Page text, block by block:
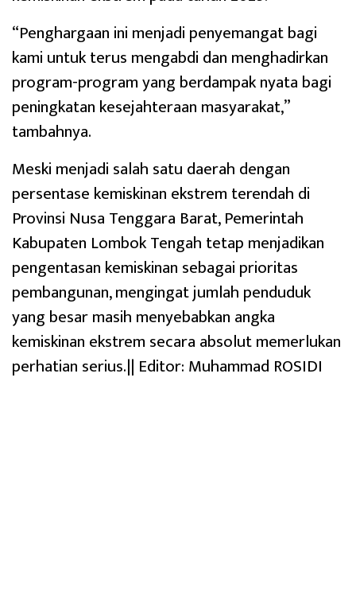
“Penghargaan ini menjadi penyemangat bagi
kami untuk terus mengabdi dan menghadirkan
program-program yang berdampak nyata bagi
peningkatan kesejahteraan masyarakat,”
tambahnya.
Meski menjadi salah satu daerah dengan
persentase kemiskinan ekstrem terendah di
Provinsi Nusa Tenggara Barat, Pemerintah
Kabupaten Lombok Tengah tetap menjadikan
pengentasan kemiskinan sebagai prioritas
pembangunan, mengingat jumlah penduduk
yang besar masih menyebabkan angka
kemiskinan ekstrem secara absolut memerlukan
perhatian serius.|| Editor: Muhammad ROSIDI